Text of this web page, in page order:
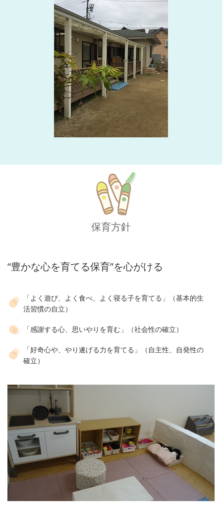
保育方針
“豊かな心を育てる保育”を心がける
「よく遊び、よく食べ、よく寝る子を育てる」（基本的生
活習慣の自立）
「感謝する心、思いやりを育む」（社会性の確立）
「好奇心や、やり遂げる力を育てる」（自主性、自発性の
確立）